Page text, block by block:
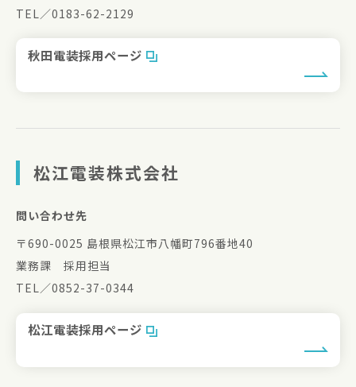
TEL／0183-62-2129
秋田電装採用ページ
松江電装株式会社
問い合わせ先
〒690-0025 島根県松江市八幡町796番地40
業務課 採用担当
TEL／0852-37-0344
松江電装採用ページ